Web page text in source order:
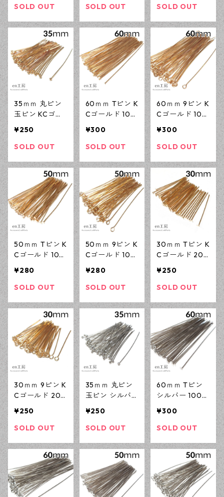
フリー ハンド
クセサリーパー
ツ 【en工房】
SOLD OUT
フリー ハンド
クセサリーパー
ツ 【en工房】
SOLD OUT
ルフリー ハン
アクセサリーパ
ーツ 【en工
房】
SOLD OUT
35ｍｍ 丸ピン
玉ピン KCゴー
基礎パーツ ア
ツ 【en工房】
¥250
SOLD OUT
60ｍｍ Tピン K
Cゴールド 100
リー 基礎パー
ーパーツ 【en
¥300
SOLD OUT
60ｍｍ 9ピン K
Cゴールド 100
リー 基礎パー
ーパーツ 【en
¥300
SOLD OUT
50ｍｍ Tピン K
Cゴールド 100
ｍ) ニッケルフ
リー 基礎パー
ーパーツ 【en
¥280
SOLD OUT
50ｍｍ 9ピン K
Cゴールド 100
ｍ) ニッケルフ
リー 基礎パー
ーパーツ 【en
¥280
SOLD OUT
30ｍｍ Tピン K
Cゴールド 200
ｍ） ニッケル
フリー 基礎パ
リーパーツ 【e
¥250
SOLD OUT
30ｍｍ 9ピン K
Cゴールド 200
ｍ) ニッケルフ
リー 基礎パー
ーパーツ 【en
¥250
SOLD OUT
35ｍｍ 丸ピン
玉ピン シルバ
ケルフリー 基
礎パーツ アク
【en工房】
¥250
SOLD OUT
60ｍｍ Tピン
シルバー 100本
ニッケルフリー
基礎パーツ ア
ツ 【en工房】
¥300
SOLD OUT